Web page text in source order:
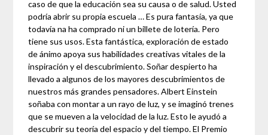
caso de que la educación sea su causa o de salud. Usted
podría abrir su propia escuela … Es pura fantasía, ya que
todavía na ha comprado ni un billete de lotería. Pero
tiene sus usos. Esta fantástica, exploración de estado
de ánimo apoya sus habilidades creativas vitales de la
inspiración y el descubrimiento. Soñar despierto ha
llevado a algunos de los mayores descubrimientos de
nuestros más grandes pensadores. Albert Einstein
soñaba con montar a un rayo de luz, y se imaginó trenes
que se mueven a la velocidad de la luz. Esto le ayudó a
descubrir su teoría del espacio y del tiempo. El Premio